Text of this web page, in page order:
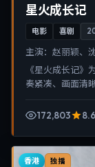
星火成长记
电影 喜剧
主演： 赵丽颖、
《星火成长记》
奏紧凑、画面清
172,803
8.6
香港 独播